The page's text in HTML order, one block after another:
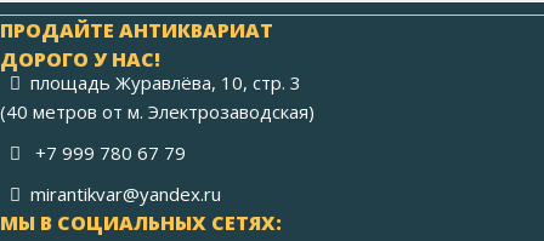
ПРОДАЙТЕ АНТИКВАРИАТ
ДОРОГО У НАС!
площадь Журавлёва, 10, стр. 3
(40 метров от м. Электрозаводская)
+7 999 780 67 79
mirantikvar@yandex.ru
МЫ В СОЦИАЛЬНЫХ СЕТЯХ: